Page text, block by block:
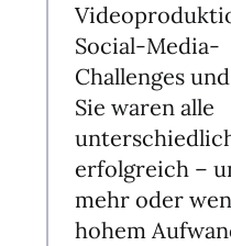
Social-Media-
Challenges
Sie waren alle
erfolgreich –
mehr oder
hohem